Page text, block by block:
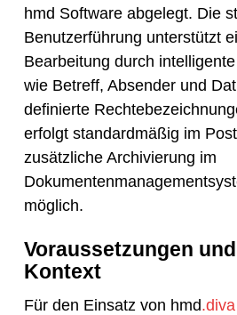
hmd Software abgelegt. Die
Benutzerführung unterstützt
Bearbeitung durch
wie Betreff, Absender und
definierte
erfolgt standardmäßig im
zusätzliche Archivierung im
möglich.
Voraussetzungen
Kontext
Für den Einsatz von hmd.diva